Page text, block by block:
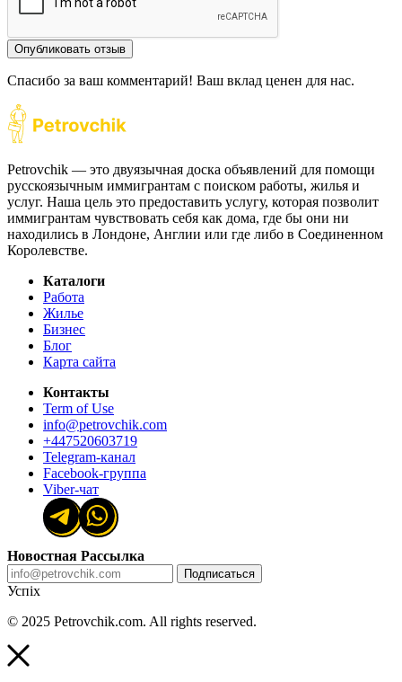
Опубликовать отзыв
Спасибо за ваш комментарий! Ваш вклад ценен для нас.
Petrovchik — это двуязычная доска объявлений для помощи
русскоязычным иммигрантам с поиском работы, жилья и
услуг. Наша цель это предоставить услугу, которая позволит
иммигрантам чувствовать себя как дома, где бы они ни
находились в Лондоне, Англии или где либо в Соединенном
Королевстве.
Каталоги
Работа
Жилье
Бизнес
Блог
Карта сайта
Контакты
Term of Use
info@petrovchik.com
+447520603719
Telegram-канал
Facebook-группа
Viber-чат
Новостная Рассылка
Подписаться
Успіх
© 2025 Petrovchik.com. All rights reserved.